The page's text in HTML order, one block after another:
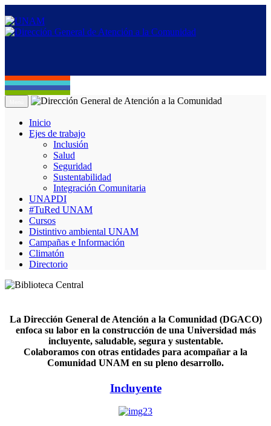
Inicio
Ejes de trabajo
Inclusión
Salud
Seguridad
Sustentabilidad
Integración Comunitaria
UNAPDI
#TuRed UNAM
Cursos
Distintivo ambiental UNAM
Campañas e Información
Climatón
Directorio
La Dirección General de Atención a la Comunidad (DGACO)
enfoca su labor en la construcción de una Universidad más
incluyente, saludable, segura y sustentable.
Colaboramos con otras entidades para acompañar a la
Comunidad UNAM en su pleno desarrollo.
Incluyente